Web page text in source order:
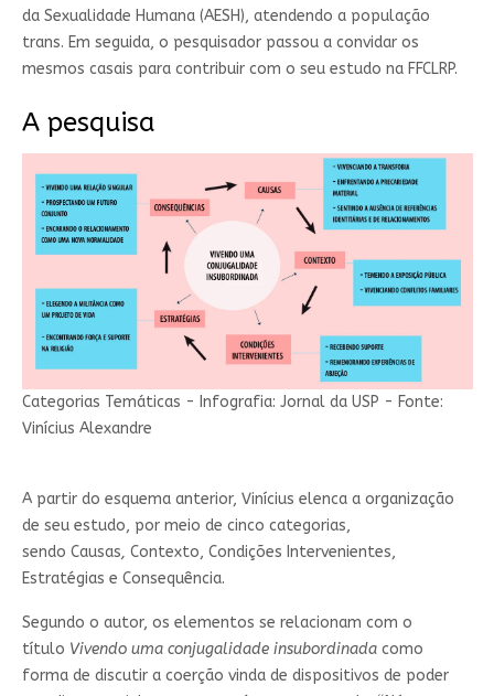
da Sexualidade Humana (AESH), atendendo a população
trans. Em seguida, o pesquisador passou a convidar os
mesmos casais para contribuir com o seu estudo na FFCLRP.
A pesquisa
Categorias Temáticas - Infografia: Jornal da USP - Fonte:
Vinícius Alexandre
A partir do esquema anterior, Vinícius elenca a organização
de seu estudo, por meio de cinco categorias,
sendo Causas, Contexto, Condições Intervenientes,
Estratégias e Consequência.
Segundo o autor, os elementos se relacionam com o
título Vivendo uma conjugalidade insubordinada como
forma de discutir a coerção vinda de dispositivos de poder